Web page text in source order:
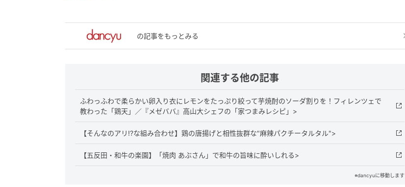
の記事をもっとみる
関連する他の記事
ふわっふわで柔らかい卵入り衣にレモンをたっぷり絞って芋焼酎のソーダ割りを！フィレンツェで
教わった「鶏天」／『メゼババ』高山大シェフの「家つまみレシピ」>
【そんなのアリ!?な組み合わせ】鶏の唐揚げと相性抜群な"麻辣パクチータルタル">
【五反田・和牛の楽園】「焼肉 あぶさん」で和牛の旨味に酔いしれる>
※dancyuに移動します